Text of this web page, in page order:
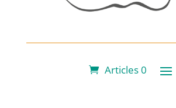
Articles 0